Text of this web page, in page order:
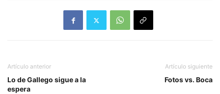
Artículo anterior
Lo de Gallego sigue a la
espera
Artículo siguiente
Fotos vs. Boca